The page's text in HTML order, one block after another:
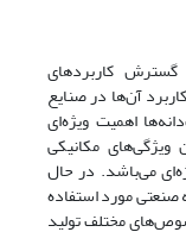
کاربردهای
آن‌ها در صنایع
اهمیت ویژه‌ای
مکانیکی
می‌باشد. در حال
مورد استفاده
مختلف تولید